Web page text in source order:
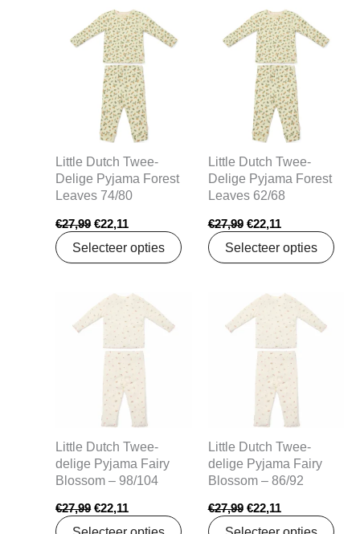
Little Dutch Twee-
Delige Pyjama Forest
Leaves 74/80
€27,99
Oorspronkelijke
prijs
was:
€27,99.
€22,11
Huidige
prijs
is:
€22,11.
Selecteer opties
Little Dutch Twee-
Delige Pyjama Forest
Leaves 62/68
€27,99
Oorspronkelijke
prijs
was:
€27,99.
€22,11
Huidige
prijs
is:
€22,11.
Selecteer opties
Little Dutch Twee-
delige Pyjama Fairy
Blossom – 98/104
€27,99
Oorspronkelijke
prijs
was:
€27,99.
€22,11
Huidige
prijs
is:
€22,11.
Little Dutch Twee-
delige Pyjama Fairy
Blossom – 86/92
€27,99
Oorspronkelijke
prijs
was:
€27,99.
€22,11
Huidige
prijs
is:
€22,11.